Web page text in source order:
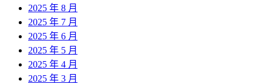
2025 年 8 月
2025 年 7 月
2025 年 6 月
2025 年 5 月
2025 年 4 月
2025 年 3 月